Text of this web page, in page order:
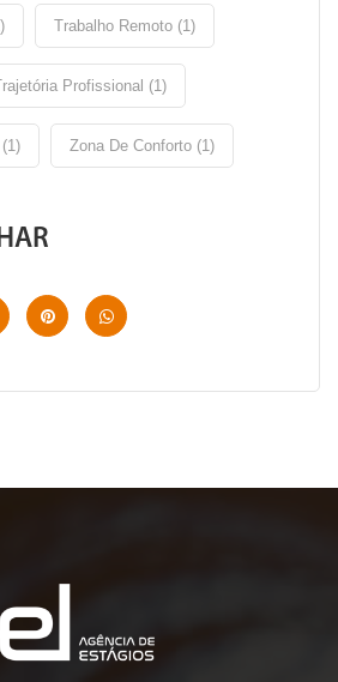
Trabalho Remoto (1)
Profissional (1)
Zona De Conforto (1)